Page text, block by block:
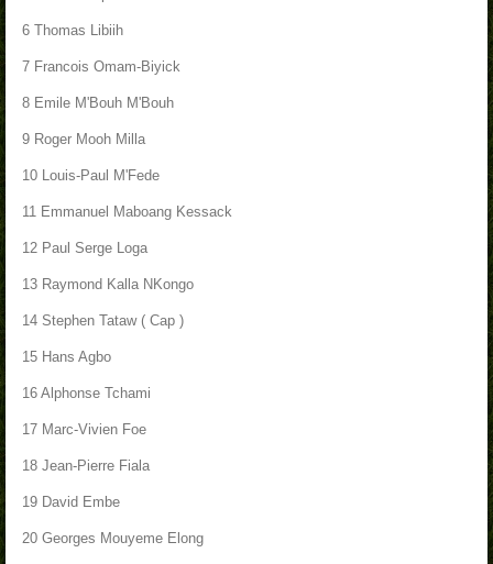
6 Thomas Libiih
7 Francois Omam-Biyick
8 Emile M'Bouh M'Bouh
9 Roger Mooh Milla
10 Louis-Paul M'Fede
11 Emmanuel Maboang Kessack
12 Paul Serge Loga
13 Raymond Kalla NKongo
14 Stephen Tataw ( Cap )
15 Hans Agbo
16 Alphonse Tchami
17 Marc-Vivien Foe
18 Jean-Pierre Fiala
19 David Embe
20 Georges Mouyeme Elong